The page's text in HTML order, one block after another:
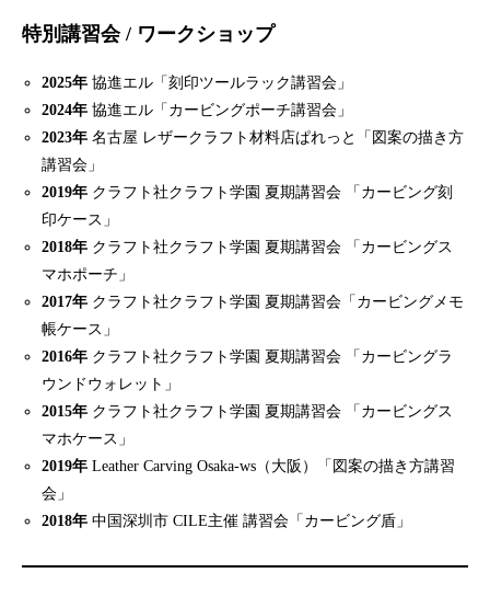
特別講習会 / ワークショップ
2025年 協進エル「刻印ツールラック講習会」
2024年 協進エル「カービングポーチ講習会」
2023年 名古屋 レザークラフト材料店ぱれっと「図案の描き方
講習会」
2019年 クラフト社クラフト学園 夏期講習会 「カービング刻
印ケース」
2018年 クラフト社クラフト学園 夏期講習会 「カービングス
マホポーチ」
2017年 クラフト社クラフト学園 夏期講習会「カービングメモ
帳ケース」
2016年 クラフト社クラフト学園 夏期講習会 「カービングラ
ウンドウォレット」
2015年 クラフト社クラフト学園 夏期講習会 「カービングス
マホケース」
2019年 Leather Carving Osaka-ws（大阪）「図案の描き方講習
会」
2018年 中国深圳市 CILE主催 講習会「カービング盾」